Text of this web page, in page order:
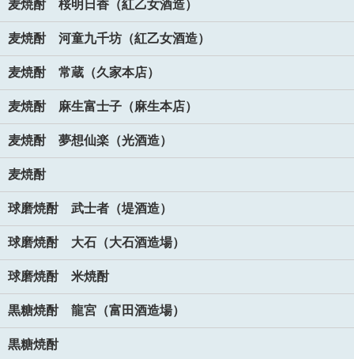
麦焼酎 桜明日香（紅乙女酒造）
麦焼酎 河童九千坊（紅乙女酒造）
麦焼酎 常蔵（久家本店）
麦焼酎 麻生富士子（麻生本店）
麦焼酎 夢想仙楽（光酒造）
麦焼酎
球磨焼酎 武士者（堤酒造）
球磨焼酎 大石（大石酒造場）
球磨焼酎 米焼酎
黒糖焼酎 龍宮（富田酒造場）
黒糖焼酎